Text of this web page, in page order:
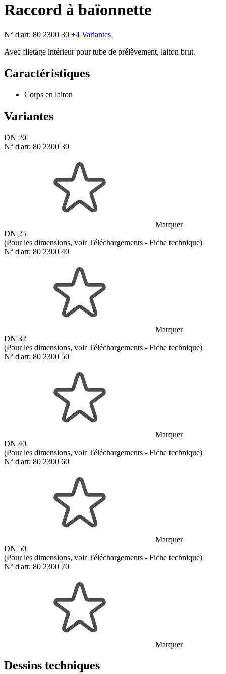
Raccord à baïonnette
N° d'art: 80 2300 30 +4 Variantes
Avec filetage intérieur pour tube de prélèvement, laiton brut.
Caractéristiques
Corps en laiton
Variantes
DN 20
N° d'art: 80 2300 30
Marquer
DN 25
(Pour les dimensions, voir Téléchargements - Fiche technique)
N° d'art: 80 2300 40
Marquer
DN 32
(Pour les dimensions, voir Téléchargements - Fiche technique)
N° d'art: 80 2300 50
Marquer
DN 40
(Pour les dimensions, voir Téléchargements - Fiche technique)
N° d'art: 80 2300 60
Marquer
DN 50
(Pour les dimensions, voir Téléchargements - Fiche technique)
N° d'art: 80 2300 70
Marquer
Dessins techniques